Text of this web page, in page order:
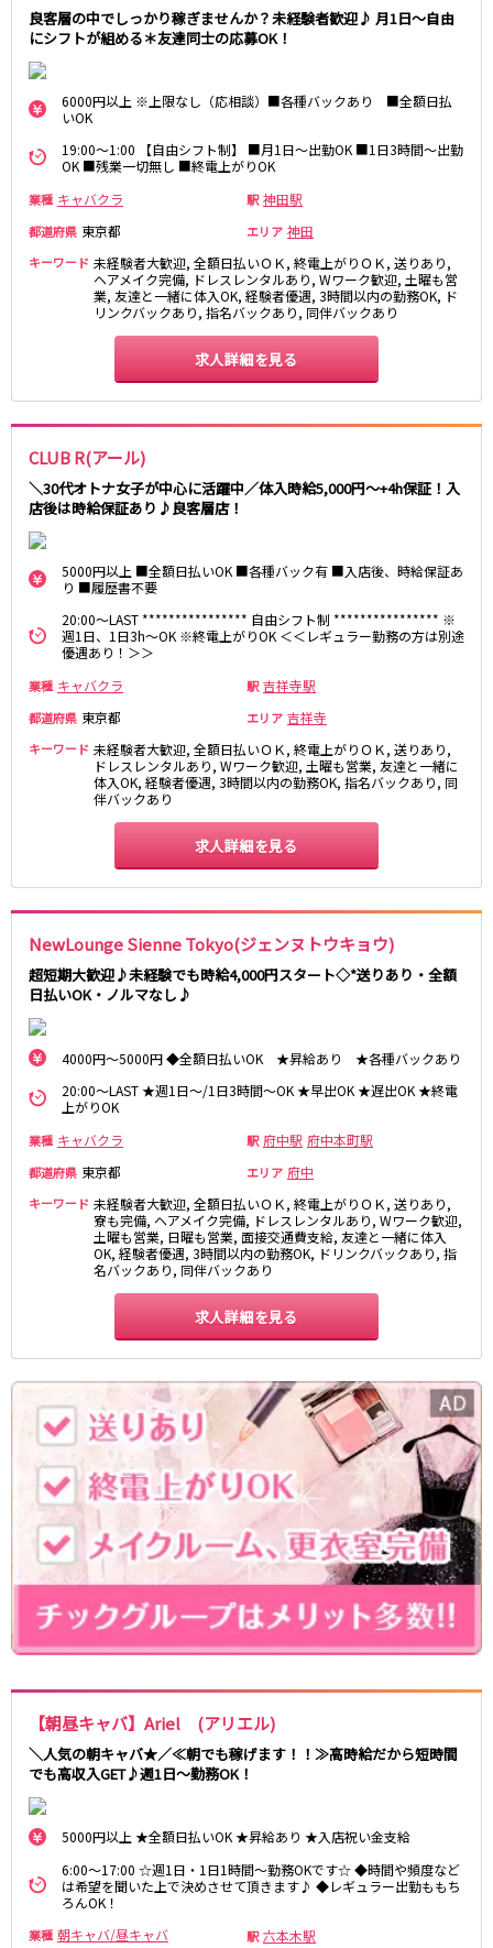
良客層の中でしっかり稼ぎませんか？未経験者歓迎♪ 月1日～自由
にシフトが組める＊友達同士の応募OK！
6000円以上 ※上限なし（応相談）■各種バックあり ■全額日払
いOK
19:00～1:00 【自由シフト制】 ■月1日～出勤OK ■1日3時間～出勤
OK ■残業一切無し ■終電上がりOK
業種 キャバクラ 駅 神田駅
都道府県 東京都 エリア 神田
キーワード 未経験者大歓迎, 全額日払いＯＫ, 終電上がりＯＫ, 送りあり,
ヘアメイク完備, ドレスレンタルあり, Wワーク歓迎, 土曜も営
業, 友達と一緒に体入OK, 経験者優遇, 3時間以内の勤務OK, ド
リンクバックあり, 指名バックあり, 同伴バックあり
求人詳細を見る
CLUB R(アール)
＼30代オトナ女子が中心に活躍中／体入時給5,000円～+4h保証！入
店後は時給保証あり♪良客層店！
5000円以上 ■全額日払いOK ■各種バック有 ■入店後、時給保証あ
り ■履歴書不要
20:00～LAST **************** 自由シフト制 **************** ※
週1日、1日3h～OK ※終電上がりOK ＜＜レギュラー勤務の方は別途
優遇あり！＞＞
業種 キャバクラ 駅 吉祥寺駅
都道府県 東京都 エリア 吉祥寺
キーワード 未経験者大歓迎, 全額日払いＯＫ, 終電上がりＯＫ, 送りあり,
ドレスレンタルあり, Wワーク歓迎, 土曜も営業, 友達と一緒に
体入OK, 経験者優遇, 3時間以内の勤務OK, 指名バックあり, 同
伴バックあり
求人詳細を見る
NewLounge Sienne Tokyo(ジェンヌトウキョウ)
超短期大歓迎♪未経験でも時給4,000円スタート◇*送りあり・全額
日払いOK・ノルマなし♪
4000円～5000円 ◆全額日払いOK ★昇給あり ★各種バックあり
20:00～LAST ★週1日～/1日3時間～OK ★早出OK ★遅出OK ★終電
上がりOK
業種 キャバクラ 駅 府中駅 府中本町駅
都道府県 東京都 エリア 府中
キーワード 未経験者大歓迎, 全額日払いＯＫ, 終電上がりＯＫ, 送りあり,
寮も完備, ヘアメイク完備, ドレスレンタルあり, Wワーク歓迎,
土曜も営業, 日曜も営業, 面接交通費支給, 友達と一緒に体入
OK, 経験者優遇, 3時間以内の勤務OK, ドリンクバックあり, 指
名バックあり, 同伴バックあり
求人詳細を見る
【朝昼キャバ】Ariel (アリエル)
＼人気の朝キャバ★／≪朝でも稼げます！！≫高時給だから短時間
でも高収入GET♪週1日～勤務OK！
5000円以上 ★全額日払いOK ★昇給あり ★入店祝い金支給
6:00～17:00 ☆週1日・1日1時間～勤務OKです☆ ◆時間や頻度など
は希望を聞いた上で決めさせて頂きます♪ ◆レギュラー出勤ももち
ろんOK！
業種 朝キャバ/昼キャバ 駅 六本木駅
高田馬場駅
航空公園駅
新井薬師前駅
JR根岸線
桜木町駅
大船駅
池袋駅
練馬駅
所沢駅
ひばりヶ丘駅
東久留米駅
秋津駅
桜台駅
大泉学園駅
西所沢駅
吾野駅
JR横浜線
町田駅
八王子駅
新横浜駅
淵野辺駅
矢部駅
古淵駅
菊名駅
東急田園都市線
渋谷駅
溝の口駅
三軒茶屋駅
鷺沼駅
たまプラーザ駅
あざみ野駅
藤が丘駅
二子玉川駅
中央林間駅
桜新町駅
東急世田谷線
三軒茶屋駅
西太子堂駅
下高井戸駅
宮の坂駅
松原駅
JR南武線
立川駅
川崎駅
府中本町駅
武蔵新城駅
登戸駅
稲田堤駅
JR横須賀線
新橋駅
横浜駅
大船駅
東戸塚駅
鎌倉駅
JR埼京線
池袋駅
大宮駅
新宿駅
赤羽駅
恵比寿駅
渋谷駅
川越駅
十条駅
北赤羽駅
板橋駅
西武多摩湖線
小田急小田原線
新宿駅
町田駅
祖師ヶ谷大蔵駅
向ヶ丘遊園駅
登戸駅
成城学園前駅
経堂駅
小田原駅
豪徳寺駅